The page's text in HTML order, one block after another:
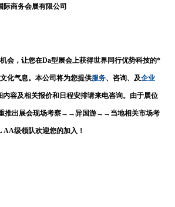
际商务会展有限公司
会，让您在Da型展会上获得世界同行优势科技的*
化气息。本公司将为您提供服务、咨询、及企业
内容及相关报价和日程安排请来电咨询。由于展位
推出展会现场考察→→异国游→→当地相关市场考
级领队欢迎您的加入！